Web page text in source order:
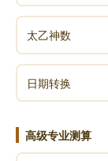
太乙神数
日期转换
高级专业测算